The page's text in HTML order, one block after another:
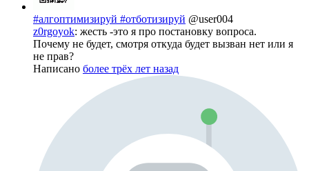
#алгоптимизируй #отботизируй @user004
z0rgoyok: жесть -это я про постановку вопроса.
Почему не будет, смотря откуда будет вызван нет или я
не прав?
Написано более трёх лет назад